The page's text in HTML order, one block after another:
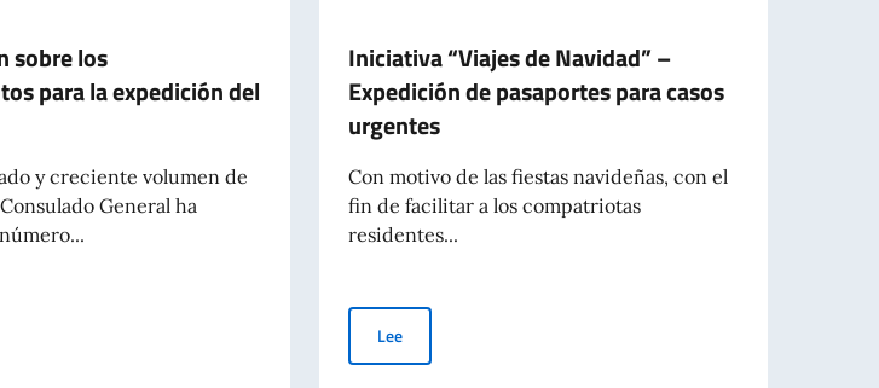
Y ES CASTELL (MENORCA)
sobre los
para la expedición del
y creciente volumen de
General ha
sobre los procedimientos para la expedición del pasaporte
Iniciativa “Viajes de Navidad” –
Expedición de pasaportes para casos
urgentes
Con motivo de las fiestas navideñas, con el
fin de facilitar a los compatriotas
residentes...
LeeIniciativa “Viajes de Navidad” – Expedición de pasaportes para